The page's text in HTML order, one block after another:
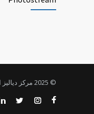
© 2025 مركز دياليز الطبي, جميع الحقوق محفوظة